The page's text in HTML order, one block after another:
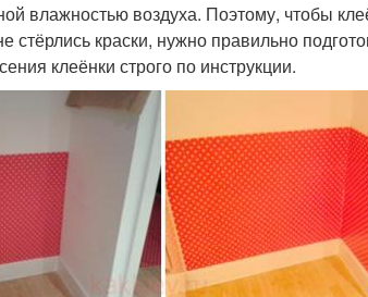
влажностью воздуха. Поэтому, чтобы
стёрлись краски, нужно правильно
клеёнки строго по инструкции.